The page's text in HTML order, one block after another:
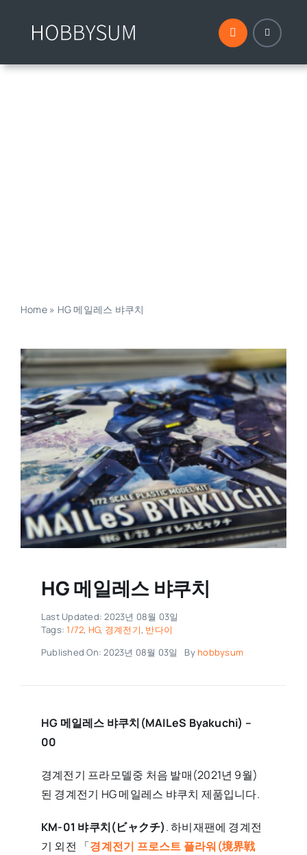
로
Home» HG 메일레스 뱌쿠치
HG 메일레스 뱌쿠치
Last Updated: 2023년 08월 03일
Tags:1/72, HG, 경계전기, 반다이
Published On: 2023년 08월 03일
By hobbysum
HG 메일레스 뱌쿠치(MAILeS Byakuchi) –
00
경계전기 프라모델중 처음 발매(2021년 9월)
된 경계전기 HG 메일레스 뱌쿠치 제품입니다.
KM-01 뱌쿠치(ビャクチ). 하비재팬에 경계전
기 외전 「경계전기 프로스트 플라워(境界戦